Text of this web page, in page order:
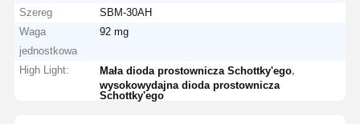
Szereg
SBM-30AH
Waga
jednostkowa
92 mg
High Light: Mała dioda prostownicza Schottky'ego
wysokowydajna dioda prostownicza
Schottky'ego